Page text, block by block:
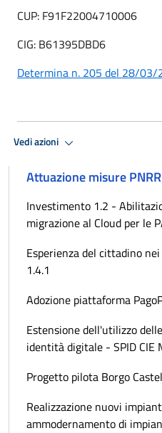
CUP: F91F22004710006
CIG: B61395DBD6
Determina n. 205 del 28/03/
Vedi azioni
Attuazione misure PNRR
Investimento 1.2 -
migrazione al Cloud per le
Esperienza del cittadino
1.4.1
Adozione piattaforma
Estensione dell'utilizzo
identità digitale - SPID CIE
Progetto pilota Borgo
Realizzazione nuovi
ammodernamento di